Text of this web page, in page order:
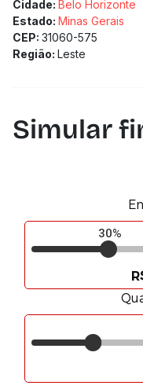
Cidade: Belo Horizonte
Estado: Minas Gerais
CEP: 31060-575
Região: Leste
Simular